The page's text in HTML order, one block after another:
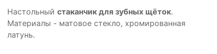
Настольный стаканчик для зубных щёток.
Материалы - матовое стекло, хромированная
латунь.